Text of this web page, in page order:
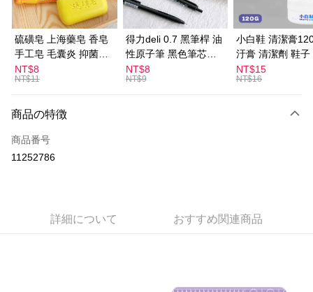
JKOPAY
Easy Wallet
ATM払い
全家取貨付款
付款後全家取貨
配送毎にNT$60、NT$599以上で送料無料
硫磺皂 上海藥皂 香皂
手工皂 毛囊炎 抑菌除
蟎 清潔護膚 去油去痘
寵物皮膚病 狗狗貓咪
NT$8
NT$11
得力deli 0.7 黑筆桿 油
性原子筆 黑色筆芯
S304
NT$8
NT$9
小白鞋 清潔膏
汙膏 清潔劑 鞋子
漬 白皮鞋 鞋油
NT$15
NT$16
商品の特徴
商品番号
11252786
詳細について おすすめ関連商品